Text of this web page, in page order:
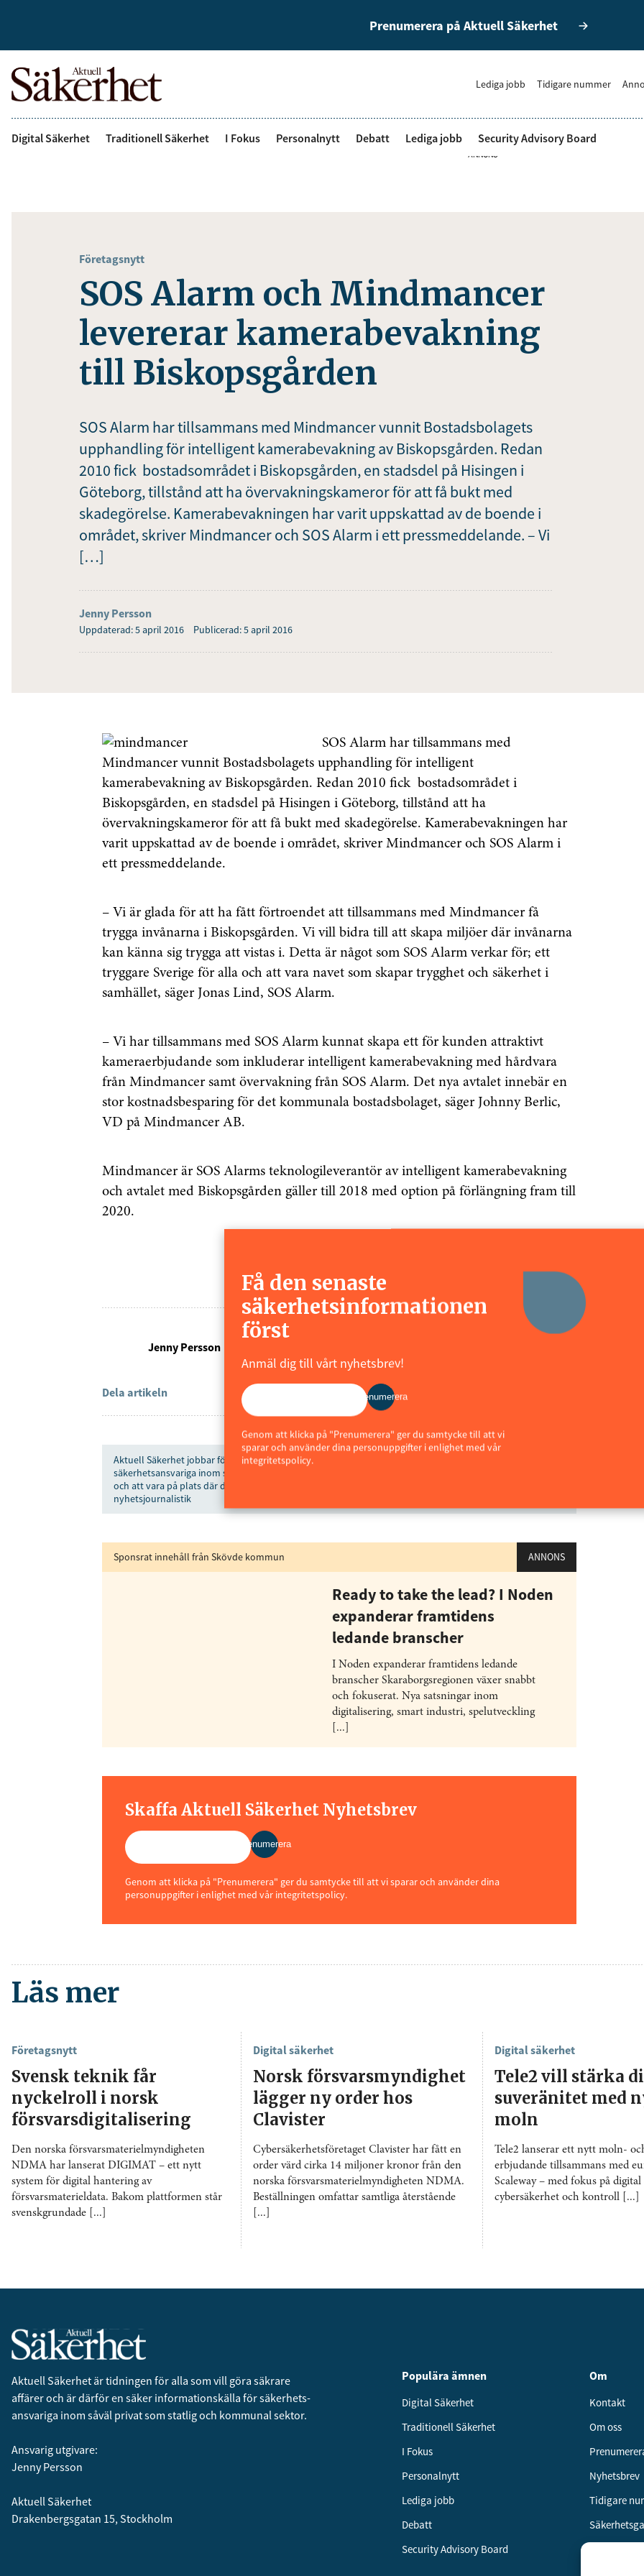
Prenumerera på Aktuell Säkerhet
Lediga jobb Tidigare nummer
Digital Säkerhet Traditionell Säkerhet I Fokus Personalnytt Debatt Lediga jobb Security Advisory Board
ANNONS
Företagsnytt
SOS Alarm och Mindmancer
levererar kamerabevakning
till Biskopsgården
SOS Alarm har tillsammans med Mindmancer vunnit Bostadsbolagets
upphandling för intelligent kamerabevakning av Biskopsgården. Redan
2010 fick bostadsområdet i Biskopsgården, en stadsdel på Hisingen i
Göteborg, tillstånd att ha övervakningskameror för att få bukt med
skadegörelse. Kamerabevakningen har varit uppskattad av de boende i
området, skriver Mindmancer och SOS Alarm i ett pressmeddelande. – Vi
[…]
Jenny Persson
Uppdaterad: 5 april 2016 Publicerad: 5 april 2016
SOS Alarm har tillsammans med
Mindmancer vunnit Bostadsbolagets upphandling för intelligent
kamerabevakning av Biskopsgården. Redan 2010 fick bostadsområdet i
Biskopsgården, en stadsdel på Hisingen i Göteborg, tillstånd att ha
övervakningskameror för att få bukt med skadegörelse. Kamerabevakningen har
varit uppskattad av de boende i området, skriver Mindmancer och SOS Alarm i
ett pressmeddelande.
– Vi är glada för att ha fått förtroendet att tillsammans med Mindmancer få
trygga invånarna i Biskopsgården. Vi vill bidra till att skapa miljöer där invånarna
kan känna sig trygga att vistas i. Detta är något som SOS Alarm verkar för; ett
tryggare Sverige för alla och att vara navet som skapar trygghet och säkerhet i
samhället, säger Jonas Lind, SOS Alarm.
– Vi har tillsammans med SOS Alarm kunnat skapa ett för kunden attraktivt
kameraerbjudande som inkluderar intelligent kamerabevakning med hårdvara
från Mindmancer samt övervakning från SOS Alarm. Det nya avtalet innebär en
stor kostnadsbesparing för det kommunala bostadsbolaget, säger Johnny Berlic,
VD på Mindmancer AB.
Mindmancer är SOS Alarms teknologileverantör av intelligent kamerabevakning
och avtalet med Biskopsgården gäller till 2018 med option på förlängning fram till
2020.
Jenny Persson
Dela artikeln
Aktuell Säkerhet jobbar för alla som vill göra säkrare affärer och är därför en säker informationskälla för
säkerhetsansvariga inom såväl privat som statlig och kommunal sektor. Vi strävar efter förstahandskällor
och att vara på plats där det händer. Trovärdighet och opartiskhet är centrala värden för vår
nyhetsjournalistik
Sponsrat innehåll från Skövde kommun ANNONS
Ready to take the lead? I Noden
expanderar framtidens
ledande branscher
I Noden expanderar framtidens ledande
branscher Skaraborgsregionen växer snabbt
och fokuserat. Nya satsningar inom
digitalisering, smart industri, spelutveckling
[...]
Skaffa Aktuell Säkerhet Nyhetsbrev
Prenumerera
Genom att klicka på "Prenumerera" ger du samtycke till att vi sparar och använder dina
personuppgifter i enlighet med vår integritetspolicy.
Läs mer
Företagsnytt
Svensk teknik får
nyckelroll i norsk
försvarsdigitalisering
Den norska försvarsmaterielmyndigheten
NDMA har lanserat DIGIMAT – ett nytt
system för digital hantering av
försvarsmaterieldata. Bakom plattformen står
svenskgrundade [...]
Digital säkerhet
Norsk försvarsmyndighet
lägger ny order hos
Clavister
Cybersäkerhetsföretaget Clavister har fått en
order värd cirka 14 miljoner kronor från den
norska försvarsmaterielmyndigheten NDMA.
Beställningen omfattar samtliga återstående
[...]
Digital säkerhet
Tele2 vill stärka
suveränitet med
moln
Tele2 lanserar ett nytt moln-
erbjudande tillsammans med
Scaleway – med fokus på
cybersäkerhet och kontroll [...]
Aktuell Säkerhet är tidningen för alla som vill göra säkrare
affärer och är därför en säker informationskälla för säkerhets­
ansvariga inom såväl privat som statlig och kommunal sektor.
Ansvarig utgivare:
Jenny Persson
Aktuell Säkerhet
Drakenbergsgatan 15, Stockholm
Populära ämnen
Digital Säkerhet
Traditionell Säkerhet
I Fokus
Personalnytt
Lediga jobb
Debatt
Security Advisory Board
Om
Kontakt
Om oss
Nyhetsbrev
Tidigare
Få den senaste
säkerhetsinformationen
först
Anmäl dig till vårt nyhetsbrev!
Prenumerera
Genom att klicka på "Prenumerera" ger du samtycke till att vi
sparar och använder dina personuppgifter i enlighet med vår
integritetspolicy.